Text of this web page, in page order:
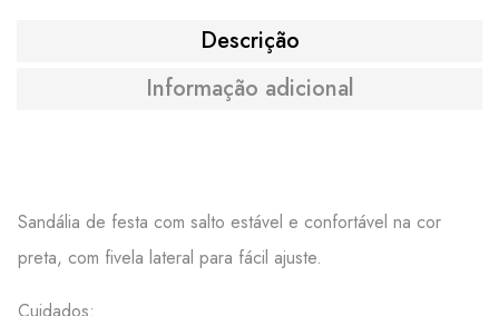
Descrição
Informação adicional
Sandália de festa com salto estável e confortável na cor
preta, com fivela lateral para fácil ajuste.